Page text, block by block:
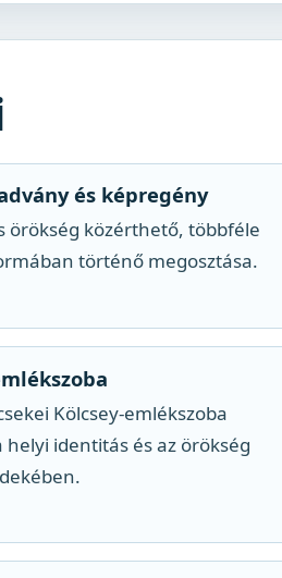
és képregény
örökség közérthető, többféle
történő megosztása.
Kölcsey-emlékszoba
helyi identitás és az örökség